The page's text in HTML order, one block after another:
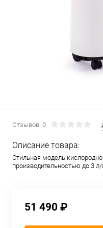
Отзывов: 0
Описание товара:
Стильная модель
производительностью до 3
51 490 ₽